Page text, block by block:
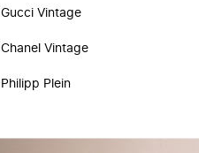
Gucci Vintage
Chanel Vintage
Philipp Plein